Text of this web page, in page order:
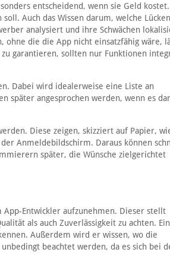
entscheidend, wenn sie Geld kostet.
Auch das Wissen darum, welche
analysiert und ihre Schwächen
ohne die die App nicht einsatzfähig wäre,
zu garantieren, sollten nur Funktionen
Dabei wird idealerweise eine Liste an
später angesprochen werden, wenn es
Diese zeigen, skizziert auf Papier,
Anmeldebildschirm. Daraus können
später, die Wünsche zielgerichtet
Entwickler aufzunehmen. Dieser stellt
als auch Zuverlässigkeit zu achten. Ein
Außerdem wird er wissen, wo die
beachtet werden, da es sich bei